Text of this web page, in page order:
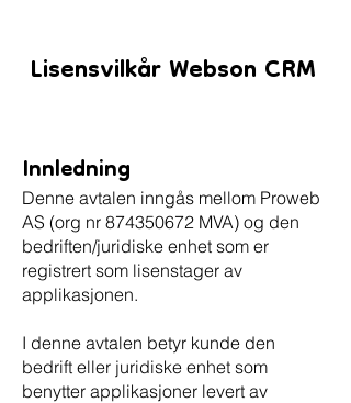
Lisensvilkår Webson CRM
Innledning
Denne avtalen inngås mellom Proweb
AS (org nr 874350672 MVA) og den
bedriften/juridiske enhet som er
registrert som lisenstager av
applikasjonen.
I denne avtalen betyr kunde den
bedrift eller juridiske enhet som
benytter applikasjoner levert av